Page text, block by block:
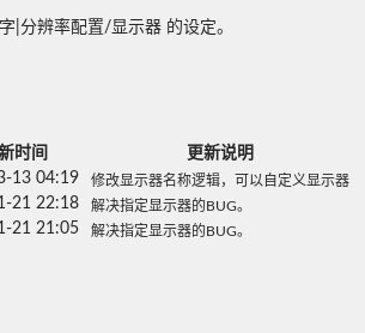
|分辨率配置/显示器 的设定。
时间
更新说明
13 04:19 修改显示器名称逻辑，可以自定义显示器
21 22:18 解决指定显示器的BUG。
21 21:05 解决指定显示器的BUG。